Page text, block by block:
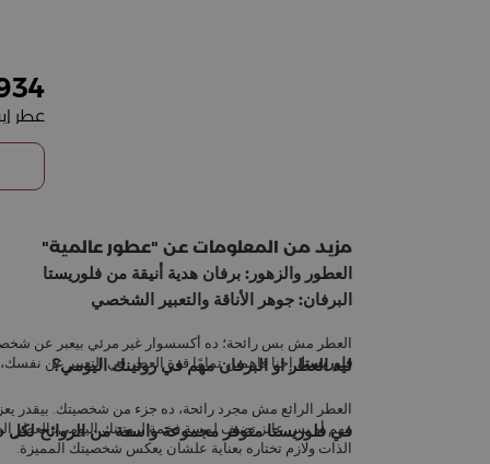
مزيد من المعلومات عن عطور عالمية
العطور والزهور: برفان هدية أنيقة من فلوريستا
البرفان: جوهر الأناقة والتعبير الشخصي
العطر مش بس رائحة؛ ده أكسسوار غير مرئي بيعبر عن
فلوريستا، إحنا فاهمين تمامًا قوة العطر في التعبير عن
ليه العطر او البرفان مهم في روتينك اليومي؟
العطر الرائع مش مجرد رائحة، ده جزء من شخصيتك. بيقدر
مهم أو بس عايز تضيف لمسة فخمة لروتينك اليومي، العطر
الذات ولازم تختاره بعناية علشان يعكس شخصيتك المميزة.
في فلوريستا متوفر مجموعة واسعة من الروائح